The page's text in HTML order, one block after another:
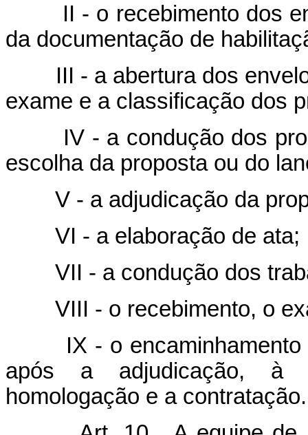
II - o recebimento dos
da documentação de
III - a abertura dos
exame e a classificação dos
IV - a condução dos
escolha da proposta ou do
V - a adjudicação da
VI - a elaboração de ata;
VII - a condução dos
VIII - o recebimento, o
IX - o encaminhamento
após a adjudicação, à
homologação e a contratação.